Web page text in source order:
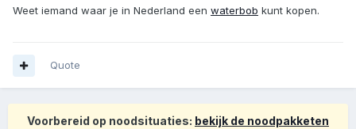
Weet iemand waar je in Nederland een waterbob kunt kopen.
Quote
Voorbereid op noodsituaties: bekijk de noodpakketen